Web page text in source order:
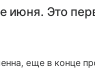
июня. Это
еще в конце